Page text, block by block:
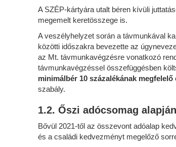
A SZÉP-kártyára utalt béren kívüli
megemelt keretösszege is.
A veszélyhelyzet során a távmunkával
közötti időszakra bevezette az
az Mt. távmunkavégzésre vonatkozó
távmunkavégzéssel összefüggésben
minimálbér 10 százalékának megfelelő
szabály.
1.2. Őszi adócsomag alapján
Bővül 2021-től az összevont adóalap
és a családi kedvezményt megelőző